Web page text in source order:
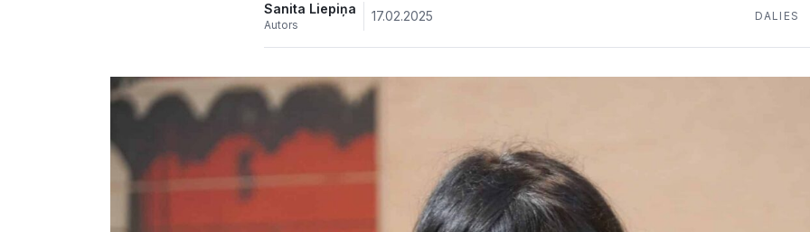
Sanita Liepiņa
Autors
17.02.2025 DALIES